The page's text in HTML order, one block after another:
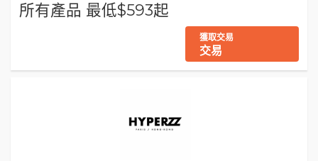
所有產品 最低$593起
獲取交易
交易